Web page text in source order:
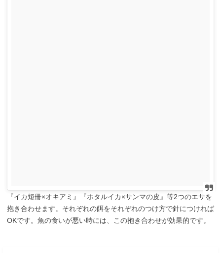
『イカ短冊×オキアミ』『ホタルイカ×サンマの皮』等2つのエサを
抱き合わせます。それぞれの餌をそれぞれのつけ方で針につければ
OKです。魚の食いが悪い時には、この抱き合わせが効果的です。